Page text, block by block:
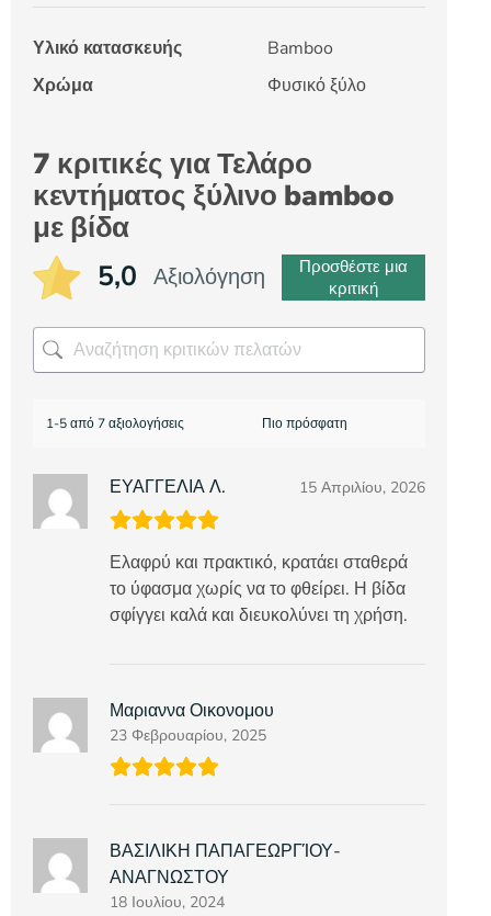
Υλικό κατασκευής
Bamboo
Χρώμα
Φυσικό ξύλο
7 κριτικές γιαΤελάρο
κεντήματος ξύλινο bamboo
με βίδα
5,0 Αξιολόγηση
Προσθέστε μια
κριτική
1-5 από 7 αξιολογήσεις
ΕΥΑΓΓΕΛΙΑ Λ. 15 Απριλίου, 2026
Ελαφρύ και πρακτικό, κρατάει σταθερά
το ύφασμα χωρίς να το φθείρει. Η βίδα
σφίγγει καλά και διευκολύνει τη χρήση.
Μαριαννα Οικονομου
23 Φεβρουαρίου, 2025
ΒΑΣΙΛΙΚΗ ΠΑΠΑΓΕΩΡΓΊΟΥ-
ΑΝΑΓΝΩΣΤΟΥ
18 Ιουλίου, 2024